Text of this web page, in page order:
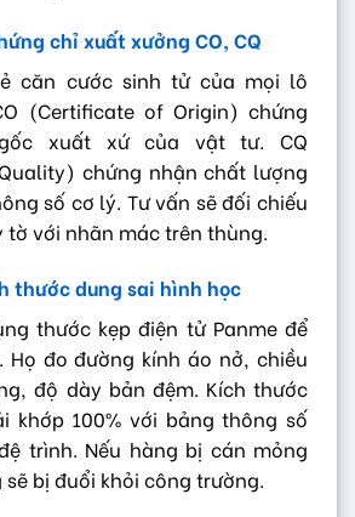
chỉ xuất xưởng CO, CQ
căn cước sinh tử của mọi lô
(Certificate of Origin) chứng
xuất xứ của vật tư. CQ
chứng nhận chất lượng
số cơ lý. Tư vấn sẽ đối chiếu
tờ với nhãn mác trên thùng.
thước dung sai hình học
thước kẹp điện tử Panme để
Họ đo đường kính áo nở, chiều
độ dày bản đệm. Kích thước
khớp 100% với bảng thông số
trình. Nếu hàng bị cán mỏng
bị đuổi khỏi công trường.